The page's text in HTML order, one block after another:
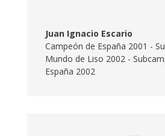
Juan Ignacio Escario
Campeón de España 2001 -
Mundo de Liso 2002 -
España 2002